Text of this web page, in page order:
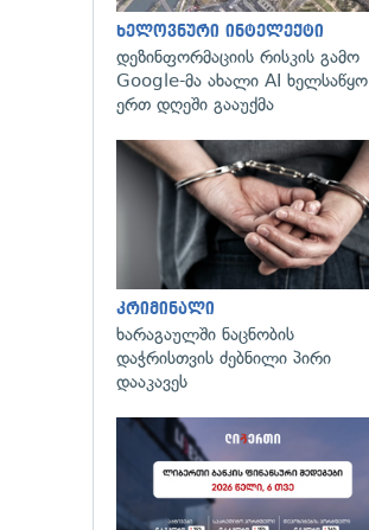
ხელოვნური ინტელექტი
დეზინფორმაციის რისკის გამო
Google-მა ახალი AI ხელსაწყო
ერთ დღეში გააუქმა
კრიმინალი
ხარაგაულში ნაცნობის
დაჭრისთვის ძებნილი პირი
დააკავეს